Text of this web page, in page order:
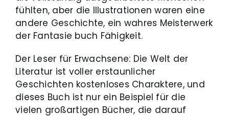
fühlten, aber die Illustrationen waren eine
andere Geschichte, ein wahres Meisterwerk
der Fantasie buch Fähigkeit.
Der Leser für Erwachsene: Die Welt der
Literatur ist voller erstaunlicher
Geschichten kostenloses Charaktere, und
dieses Buch ist nur ein Beispiel für die
vielen großartigen Bücher, die darauf